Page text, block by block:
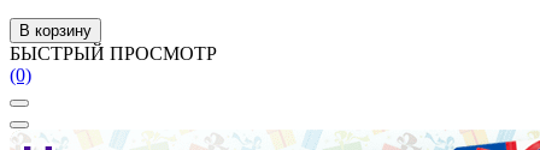
В корзину
БЫСТРЫЙ ПРОСМОТР
(0)